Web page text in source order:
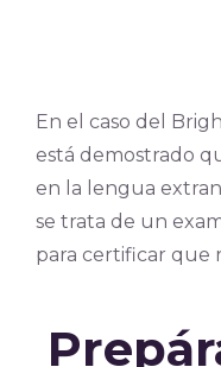
En el caso del
está demostrado
en la lengua
se trata de un
para certificar que